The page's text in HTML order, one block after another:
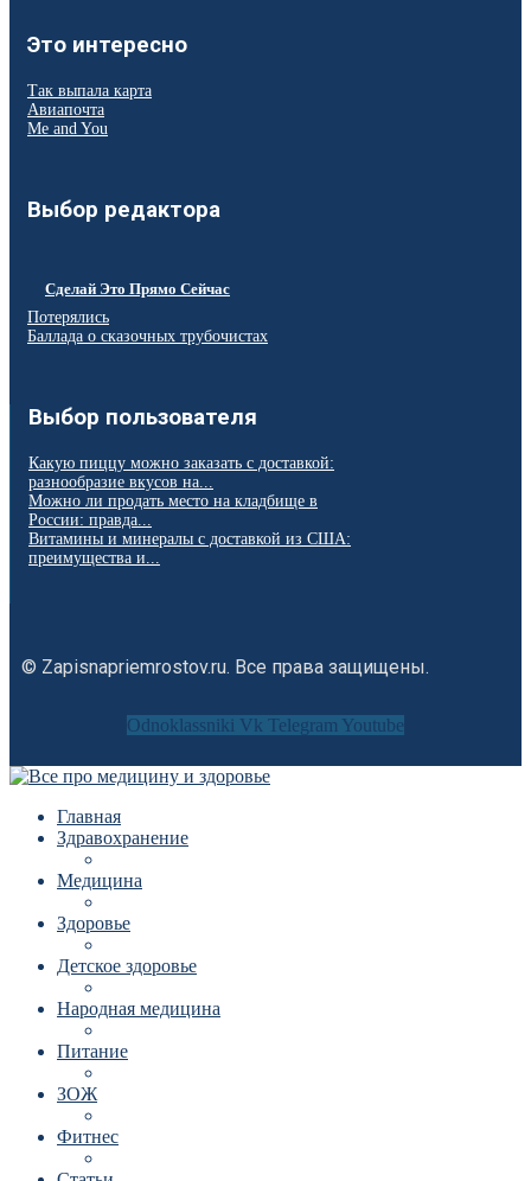
Это интересно
Так выпала карта
Авиапочта
Me and You
Выбор редактора
Сделай Это Прямо Сейчас
Потерялись
Баллада о сказочных трубочистах
Выбор пользователя
Какую пиццу можно заказать с доставкой:
разнообразие вкусов на...
Можно ли продать место на кладбище в
России: правда...
Витамины и минералы с доставкой из США:
преимущества и...
© Zapisnapriemrostov.ru. Все права защищены.
Odnoklassniki Vk Telegram Youtube
Главная
Здравохранение
Медицина
Здоровье
Детское здоровье
Народная медицина
Питание
ЗОЖ
Фитнес